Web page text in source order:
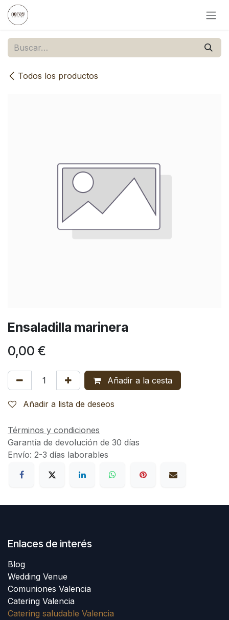
Ir al contenido
Todos los productos
Ensaladilla marinera
0,00 €
Añadir a la cesta
Añadir a lista de deseos
Términos y condiciones
Garantía de devolución de 30 días
Envío: 2-3 días laborables
Enlaces de interés
Blog
Wedding Venue
Comuniones Valencia
Catering Valencia
Catering saludable Valencia